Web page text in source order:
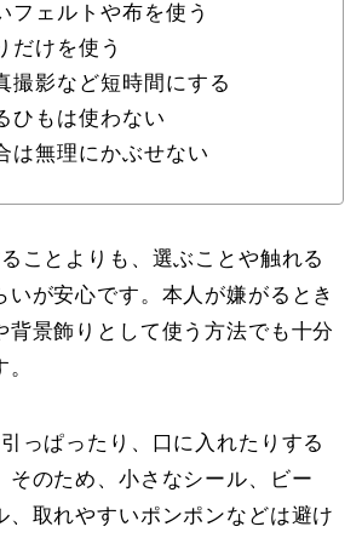
フェルトや布を使う
だけを使う
撮影など短時間にする
ひもは使わない
は無理にかぶせない
ことよりも、選ぶことや触れる
いが安心です。本人が嫌がるとき
背景飾りとして使う方法でも十分
っぱったり、口に入れたりする
そのため、小さなシール、ビー
、取れやすいポンポンなどは避け